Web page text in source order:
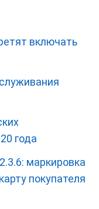
включать
года
маркировка
покупателя